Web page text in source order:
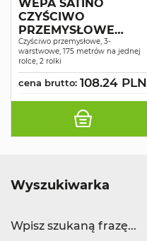
WEPA SATINO
CZYŚCIWO
PRZEMYSŁOWE
COMFORT
NIEBIESKIE
RECYKLING 3W 175M
A2
Czyściwo przemysłowe, 3-
warstwowe, 175 metrów na jednej
rolce, 2 rolki
cena brutto: 108.24 PLN
Wyszukiwarka